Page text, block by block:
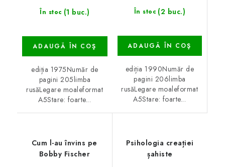
În stoc (1 buc.)
ADAUGĂ ÎN COŞ
ediția 1975Număr de
pagini 205limba
rusăLegare moaleformat
A5Stare: foarte...
În stoc (2 buc.)
ADAUGĂ ÎN COŞ
ediția 1990Număr de
pagini 206limba
rusăLegare moaleformat
A5Stare: foarte...
Cum l-au învins pe
Bobby Fischer
Psihologia creației
șahiste